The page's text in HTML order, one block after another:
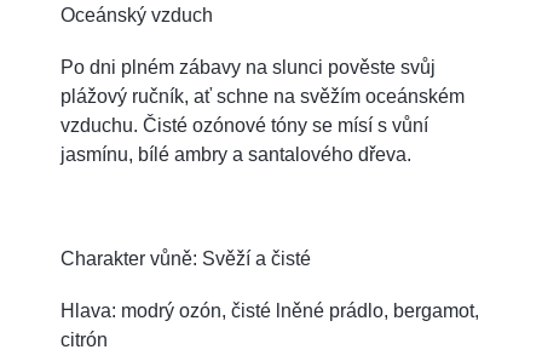
Oceánský vzduch
Po dni plném zábavy na slunci pověste svůj
plážový ručník, ať schne na svěžím oceánském
vzduchu. Čisté ozónové tóny se mísí s vůní
jasmínu, bílé ambry a santalového dřeva.
Charakter vůně: Svěží a čisté
Hlava: modrý ozón, čisté lněné prádlo, bergamot,
citrón